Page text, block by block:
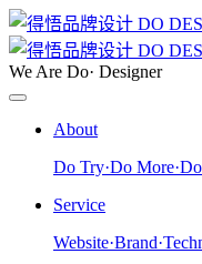
We Are Do· Designer
About
Do Try·Do
Service